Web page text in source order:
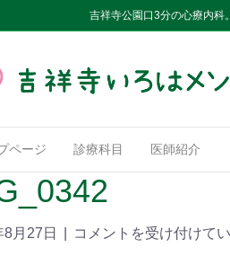
吉祥寺公園口3分の心療内科
ページ 診療科目 医師紹介
月27日 コメントを受け付けて